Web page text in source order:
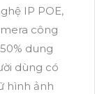
IP POE,
công
dung
dùng có
hình ảnh